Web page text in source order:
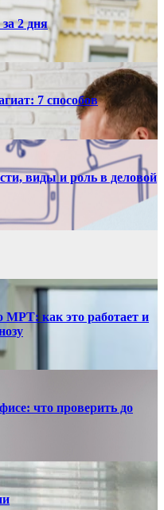
2 дня
7 способов
виды и роль в деловой
МРТ: как это работает и
что проверить до